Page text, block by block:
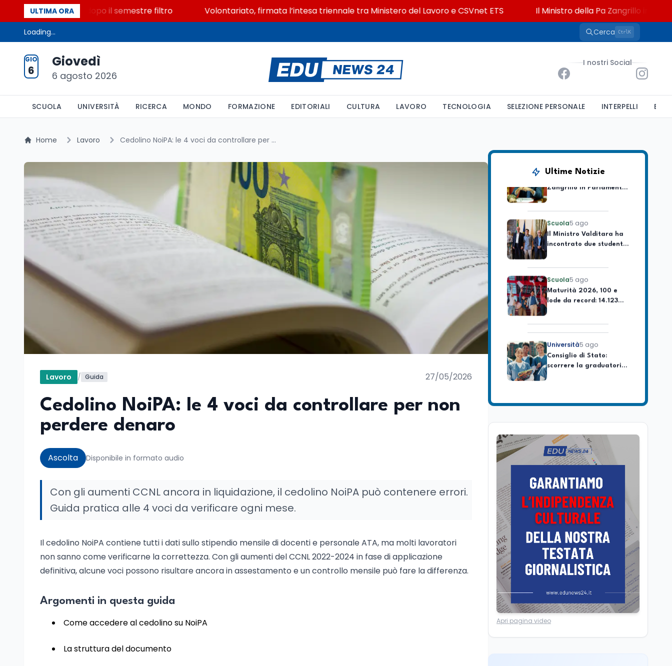
ULTIMA ORA
posti vacanti dopo il semestre filtro Volontariato, firmata l’intesa triennale tra Ministero del Lavoro e CSVnet ETS Il Ministro della Pa Zangrillo in
Loading... Cerca CtrlK
GIO
6
Giovedì
6 agosto 2026
I nostri Social
SCUOLA UNIVERSITÀ RICERCA MONDO FORMAZIONE EDITORIALI CULTURA LAVORO TECNOLOGIA SELEZIONE PERSONALE INTERPELLI
Home Lavoro Cedolino NoiPA: le 4 voci da controllare per non perdere denaro
Lavoro / Guida 27/05/2026
Cedolino NoiPA: le 4 voci da controllare per non
perdere denaro
Ascolta Disponibile in formato audio
Con gli aumenti CCNL ancora in liquidazione, il cedolino NoiPA può contenere errori.
Guida pratica alle 4 voci da verificare ogni mese.
Il cedolino NoiPA contiene tutti i dati sullo stipendio mensile di docenti e personale ATA, ma molti lavoratori
non sanno come verificarne la correttezza. Con gli aumenti del CCNL 2022-2024 in fase di applicazione
definitiva, alcune voci possono risultare ancora in assestamento e un controllo mensile può fare la differenza.
Argomenti in questa guida
Come accedere al cedolino su NoiPA
La struttura del documento
Ultime Notizie
Università5 ago
scorrere la graduatoria
per i 500 posti vacanti
Lavoro5 ago
Volontariato, firmata
l’intesa triennale tra
Scuola5 ago
Zangrillo in Parlamento:
Scuola5 ago
Il Ministro Valditara ha
incontrato due studenti
palestinesi giunti da
Scuola5 ago
Maturità 2026, 100 e
lode da record: 14.123
diplomi con voto
Università5 ago
Consiglio di Stato:
scorrere la graduatoria
per i 500 posti vacanti
Scuola 5 ago
Il Ministro della Pa
Zangrillo in Parlamento:
"12 miliardi per l'edilizia
e la sicurezza delle
scuole con risorse Pnrr"
Scuola 5 ago
Il Ministro Valditara ha
incontrato due studenti
palestinesi giunti da
Gaza che hanno
superato la Maturità in
Italia
Scuola 5 ago
Maturità 2026, 100 e
Università5 ago
Consiglio di Stato:
Apri pagina video